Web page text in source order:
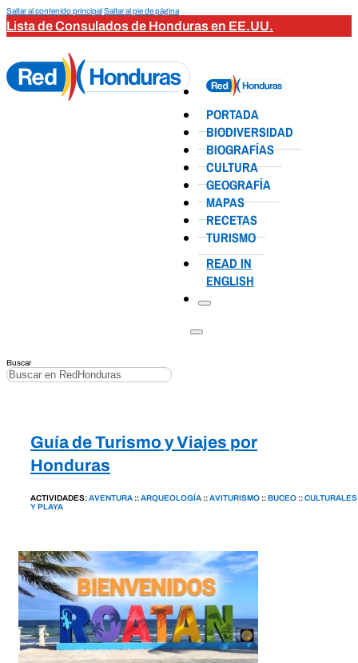
Saltar al contenido principalSaltar al pie de página
Lista de Consulados de Honduras en EE.UU.
PORTADA
BIODIVERSIDAD
BIOGRAFÍAS
CULTURA
GEOGRAFÍA
MAPAS
RECETAS
TURISMO
READ IN
ENGLISH
Buscar
Guía de Turismo y Viajes por
Honduras
ACTIVIDADES:AVENTURA ::ARQUEOLOGÍA ::AVITURISMO :: BUCEO ::CULTURALES
Y PLAYA